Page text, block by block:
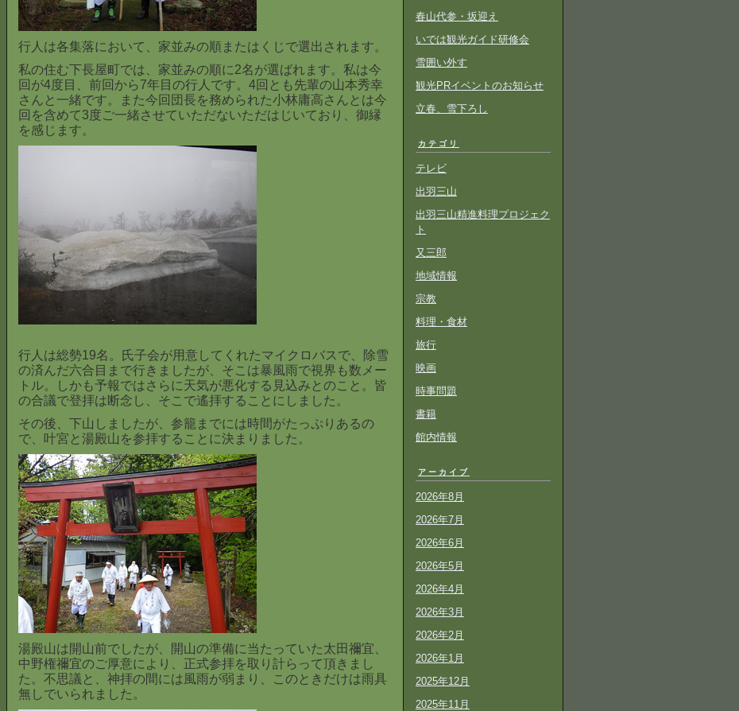
行人は各集落において、家並みの順またはくじで選出されます。
私の住む下長屋町では、家並みの順に2名が選ばれます。私は今
回が4度目、前回から7年目の行人です。4回とも先輩の山本秀幸
さんと一緒です。また今回団長を務められた小林庸高さんとは今
回を含めて3度ご一緒させていただないただはじいており、御縁
を感じます。
行人は総勢19名。氏子会が用意してくれたマイクロバスで、除雪
の済んだ六合目まで行きましたが、そこは暴風雨で視界も数メー
トル。しかも予報ではさらに天気が悪化する見込みとのこと。皆
の合議で登拝は断念し、そこで遙拝することにしました。
その後、下山しましたが、参籠までには時間がたっぷりあるの
で、叶宮と湯殿山を参拝することに決まりました。
湯殿山は開山前でしたが、開山の準備に当たっていた太田禰宜、
中野権禰宜のご厚意により、正式参拝を取り計らって頂きまし
た。不思議と、神拝の間には風雨が弱まり、このときだけは雨具
無しでいられました。
春山代参・坂迎え
いでは観光ガイド研修会
雪囲い外す
観光PRイベントのお知らせ
立春、雪下ろし
カテゴリ
テレビ
出羽三山
出羽三山精進料理プロジェク
ト
又三郎
地域情報
宗教
料理・食材
旅行
映画
時事問題
書籍
館内情報
アーカイブ
2026年8月
2026年7月
2026年6月
2026年5月
2026年4月
2026年3月
2026年2月
2026年1月
2025年12月
2025年11月